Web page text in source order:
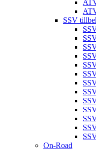
SSV
On-Road